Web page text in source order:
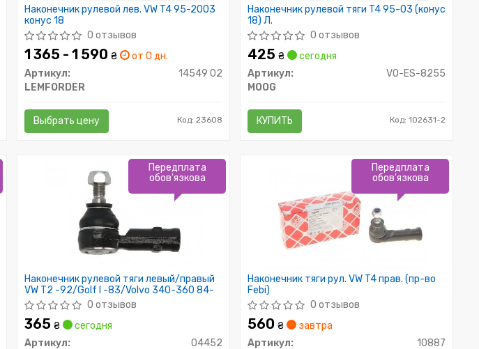
Наконечник рулевой лев. VW T4 95-2003
конус 18
0 отзывов
1 365 - 1 590₴
от 0 дн.
Артикул:
14549 02
LEMFORDER
Выбрать цену Код: 23608
Наконечник рулевой тяги T4 95-03 (конус
18) Л.
0 отзывов
425₴
сегодня
Артикул:
VO-ES-8255
MOOG
КУПИТЬ Код: 102631-2
Наконечник рулевой тяги левый/правый
VW T2 -92/Golf I -83/Volvo 340-360 84-
0 отзывов
365₴
сегодня
Артикул:
04452
Передплата
обов'язкова
Наконечник тяги рул. VW T4 прав. (пр-во
Febi)
0 отзывов
560₴
завтра
Артикул:
10887
Передплата
обов'язкова